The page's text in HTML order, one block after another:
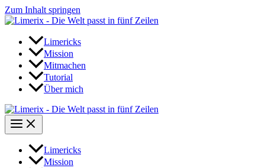
Zum Inhalt springen
Limericks
Mission
Mitmachen
Tutorial
Über mich
Limericks
Mission